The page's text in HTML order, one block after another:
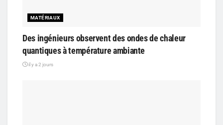
MATÉRIAUX
Des ingénieurs observent des ondes de chaleur
quantiques à température ambiante
il y a 2 jours